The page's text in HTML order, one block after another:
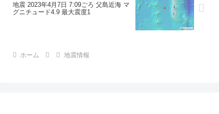
地震 2023年4月7日 7:09ごろ 父島近海 マ
グニチュード4.9 最大震度1
ホーム 地震情報